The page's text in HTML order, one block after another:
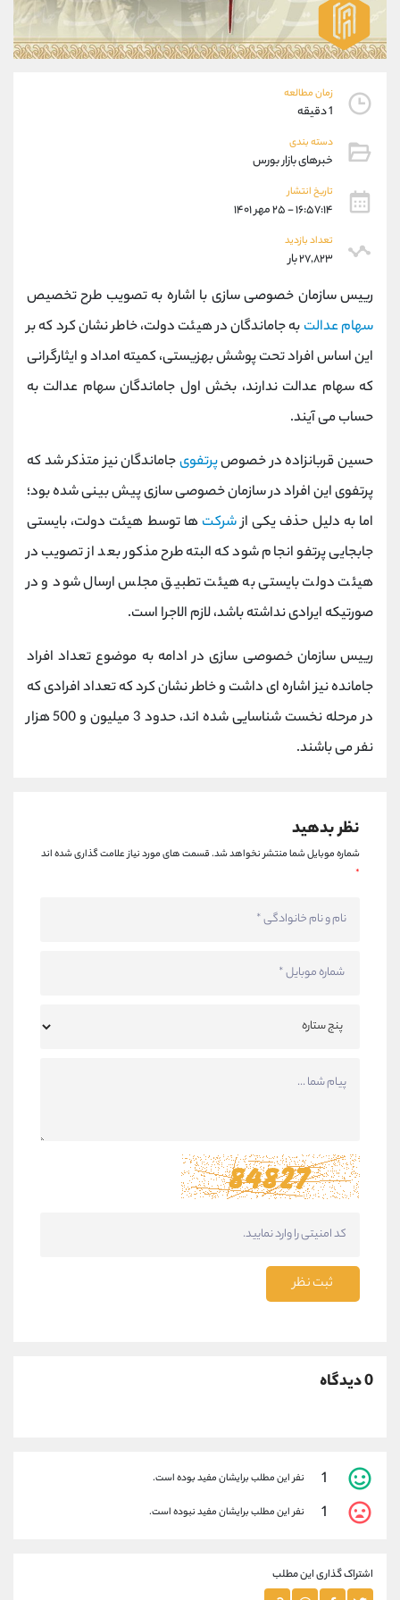
زمان مطالعه
1 دقیقه
دسته بندی
خبرهای بازار بورس
تاریخ انتشار
۱۶:۵۷:۱۴ - ۲۵ مهر ۱۴۰۱
تعداد بازدید
۲۷,۸۲۳ بار
رییس سازمان خصوصی سازی با اشاره به تصویب طرح تخصیص
سهام عدالت به جاماندگان در هیئت دولت، خاطر نشان کرد که بر
این اساس افراد تحت پوشش بهزیستی، کمیته امداد و ایثارگرانی
که سهام عدالت ندارند، بخش اول جاماندگان سهام عدالت به
حساب می آیند.
حسین قربانزاده در خصوصپرتفویجاماندگان نیز متذکر شد که
پرتفوی این افراد در سازمان خصوصی سازی پیش بینی شده بود؛
اما به دلیل حذف یکی ازشرکت ها توسط هیئت دولت، بایستی
جابجایی پرتفو انجام شود که البته طرح مذکور بعد از تصویب در
هیئت دولت بایستی به هیئت تطبیق مجلس ارسال شود و در
صورتیکه ایرادی نداشته باشد، لازم الاجرا است.
رییس سازمان خصوصی سازی در ادامه به موضوع تعداد افراد
جامانده نیز اشاره ای داشت و خاطر نشان کرد که تعداد افرادی که
در مرحله نخست شناسایی شده اند، حدود 3 میلیون و 500 هزار
نفر می باشند.
نظر بدهید
شماره موبایل شما منتشر نخواهد شد.قسمت های مورد نیاز علامت گذاری شده اند
*
ثبت نظر
0 دیدگاه
1 نفر این مطلب برایشان مفید بوده است.
1 نفر این مطلب برایشان مفید نبوده است.
اشتراک گذاری این مطلب
09194198792
واتساپ شروع گفتگو
تلگرام @Armteam_admin_33
پشتیبان فروش
موبایل
تلگرام
داخلی
اطلاعات تماس (دفتر فروش)
تلفن 021-22021030
021-22021040
بدون پیش شماره
اینستاگرام @alireza.mehrabii
کانال تلگرام @alirezamehrabi_com